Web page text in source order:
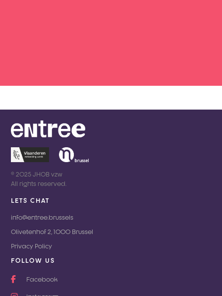
© 2025 JHOB vzw
All rights reserved.
LETS CHAT
info@entree.brussels
Olivetenhof 2, 1000 Brussel
Privacy Policy
FOLLOW US
Facebook